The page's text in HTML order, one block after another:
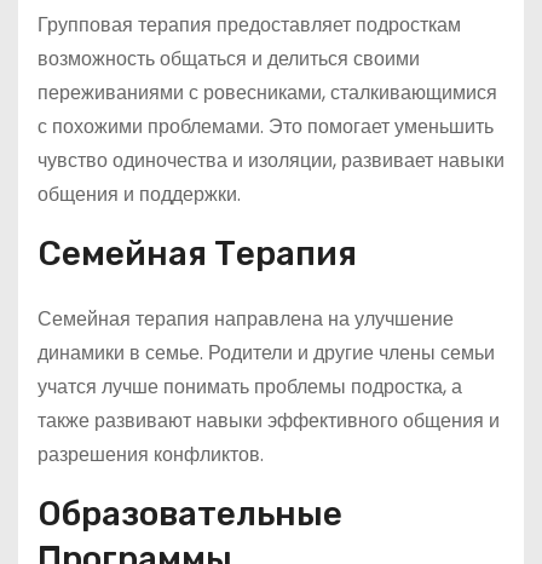
Групповая терапия предоставляет подросткам
возможность общаться и делиться своими
переживаниями с ровесниками, сталкивающимися
с похожими проблемами. Это помогает уменьшить
чувство одиночества и изоляции, развивает навыки
общения и поддержки.
Семейная Терапия
Семейная терапия направлена на улучшение
динамики в семье. Родители и другие члены семьи
учатся лучше понимать проблемы подростка, а
также развивают навыки эффективного общения и
разрешения конфликтов.
Образовательные